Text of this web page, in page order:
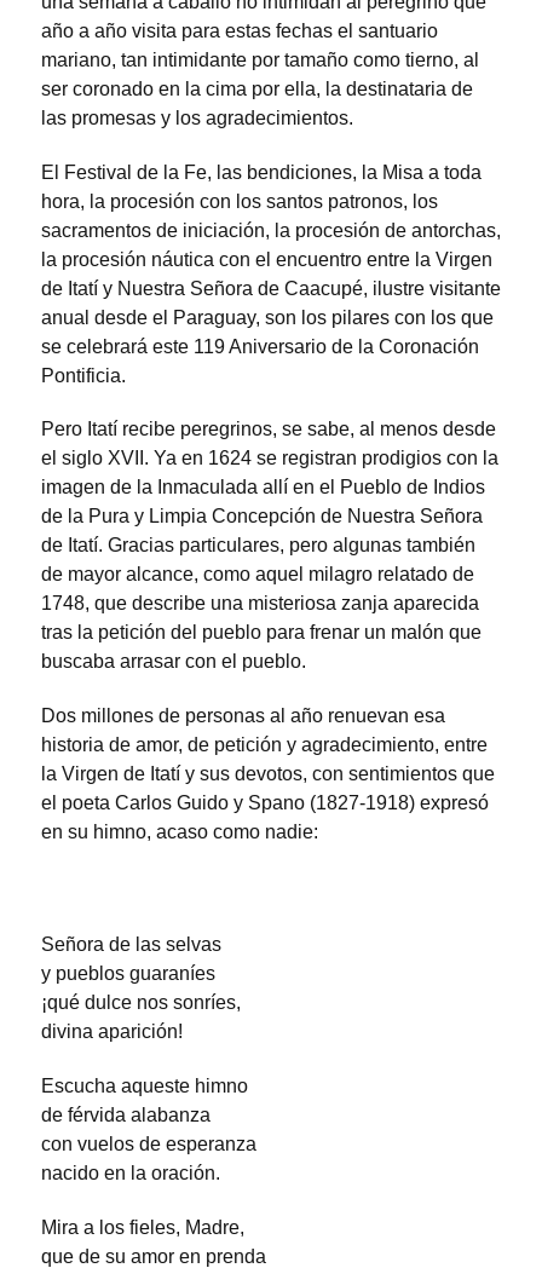
año a año visita para estas fechas el santuario
mariano, tan intimidante por tamaño como tierno, al
ser coronado en la cima por ella, la destinataria de
las promesas y los agradecimientos.
El Festival de la Fe, las bendiciones, la Misa a toda
hora, la procesión con los santos patronos, los
sacramentos de iniciación, la procesión de antorchas,
la procesión náutica con el encuentro entre la Virgen
de Itatí y Nuestra Señora de Caacupé, ilustre visitante
anual desde el Paraguay, son los pilares con los que
se celebrará este 119 Aniversario de la Coronación
Pontificia.
Pero Itatí recibe peregrinos, se sabe, al menos desde
el siglo XVII. Ya en 1624 se registran prodigios con la
imagen de la Inmaculada allí en el Pueblo de Indios
de la Pura y Limpia Concepción de Nuestra Señora
de Itatí. Gracias particulares, pero algunas también
de mayor alcance, como aquel milagro relatado de
1748, que describe una misteriosa zanja aparecida
tras la petición del pueblo para frenar un malón que
buscaba arrasar con el pueblo.
Dos millones de personas al año renuevan esa
historia de amor, de petición y agradecimiento, entre
la Virgen de Itatí y sus devotos, con sentimientos que
el poeta Carlos Guido y Spano (1827-1918) expresó
en su himno, acaso como nadie:
Señora de las selvas
y pueblos guaraníes
¡qué dulce nos sonríes,
divina aparición!
Escucha aqueste himno
de férvida alabanza
con vuelos de esperanza
nacido en la oración.
Mira a los fieles, Madre,
que de su amor en prenda